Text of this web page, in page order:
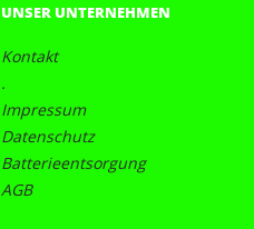
UNSER UNTERNEHMEN
Kontakt
.
Impressum
Datenschutz
Batterieentsorgung
AGB